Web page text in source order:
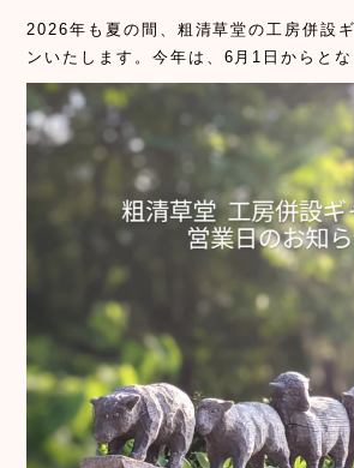
2026年も夏の間、粗清草堂の工房併設
ンいたします。今年は、6月1日からとな